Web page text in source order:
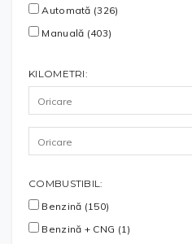
Automată (326)
Manuală (403)
KILOMETRI:
COMBUSTIBIL:
Benzină (150)
Benzină + CNG (1)